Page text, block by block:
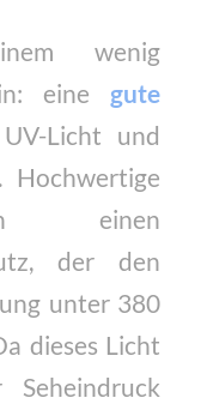
wenig
eine gute
Licht und
Hochwertige
einen
der den
unter 380
dieses Licht